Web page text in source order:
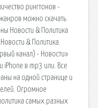
рингтонов -
можно скачать
Новости & Политика
& Политика.
канал) - Новости»
iPhone в mp3 или. Все
на одной странице и
Огромное
самых разных